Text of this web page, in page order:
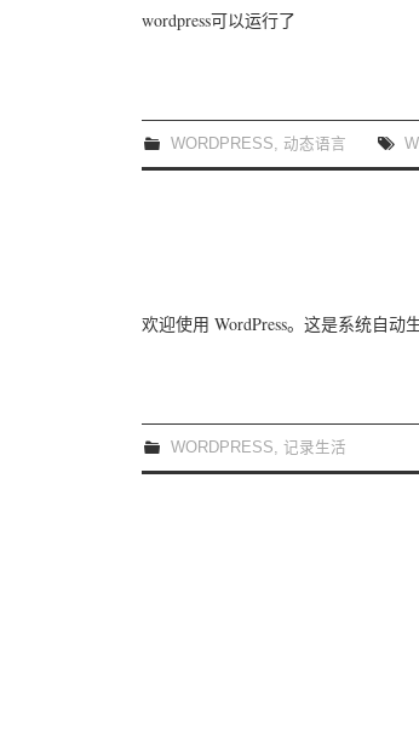
wordpress可以运行了
WORDPRESS 动态语言
欢迎使用 WordPress。这是系统自
WORDPRESS, 记录生活